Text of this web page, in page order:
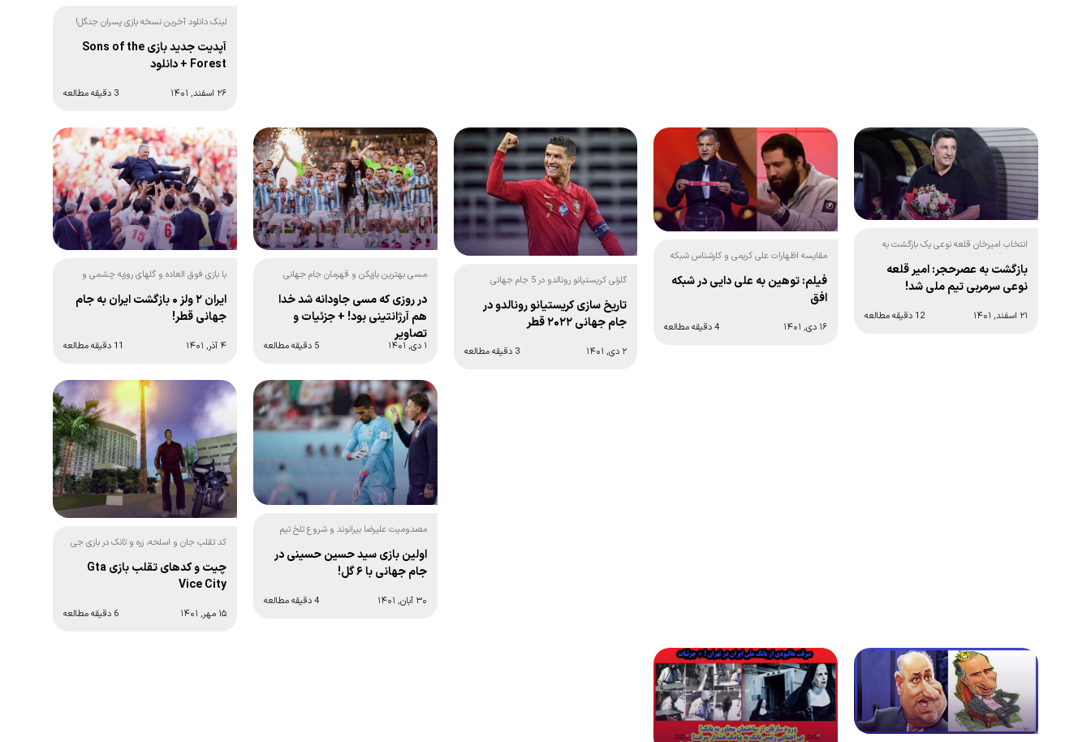
لینک دانلود آخرین نسخه بازی پسران جنگل!
(آخرین آپدیت)
آپدیت جدید بازی Sons of the
Forest + دانلود
۲۶ اسفند, ۱۴۰۱ 3 دقیقه مطالعه
انتخاب امیرخان قلعه نوعی یک بازگشت به
عقب بزرگ برای فوتبال ایران:
بازگشت به عصرحجر: امیر قلعه
نوعی سرمربی تیم ملی شد!
۲۱ اسفند, ۱۴۰۱ 12 دقیقه مطالعه
مقایسه اظهارات علی کریمی و کارشناس شبکه
فیلم: توهین به علی دایی در شبکه
افق
۱۶ دی, ۱۴۰۱ 4 دقیقه مطالعه
گلزنی کریستیانو رونالدو در 5 جام جهانی
تاریخ سازی کریستیانو رونالدو در
جام جهانی ۲۰۲۲ قطر
۲ دی, ۱۴۰۱ 3 دقیقه مطالعه
مسی بهترین بازیکن و قهرمان جام جهانی
در روزی که مسی جاودانه شد خدا
هم آرژانتینی بود! + جزئیات و
تصاویر
۱ دی, ۱۴۰۱ 5 دقیقه مطالعه
با بازی فوق العاده و گلهای روزبه چشمی و
ایران ۲ ولز ۰ بازگشت ایران به جام
جهانی قطر!
۴ آذر, ۱۴۰۱ 11 دقیقه مطالعه
مصدومیت علیرضا بیرانوند و شروع تلخ تیم
اولین بازی سید حسین حسینی در
جام جهانی با ۶ گل!
۳۰ آبان, ۱۴۰۱ 4 دقیقه مطالعه
کد تقلب جان و اسلحه، زره و تانک در بازی جی
چیت و کدهای تقلب بازی Gta
Vice City
۱۵ مهر, ۱۴۰۱ 6 دقیقه مطالعه